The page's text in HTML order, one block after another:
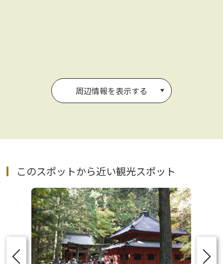
周辺情報を表示する
このスポットから近い観光スポット